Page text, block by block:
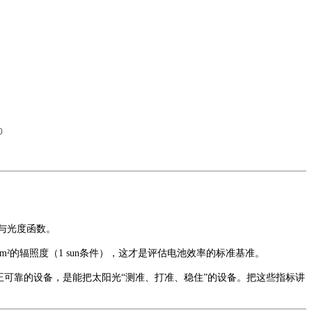
度函数。
的辐照度（1 sun条件），这才是评估电池效率的标准基准。
可靠的设备，是能把太阳光“测准、打准、稳住”的设备。把这些指标讲